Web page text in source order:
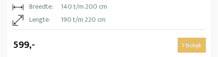
Breedte:
140 t/m 200 cm
Lengte:
190 t/m 220 cm
599,- Bekijk